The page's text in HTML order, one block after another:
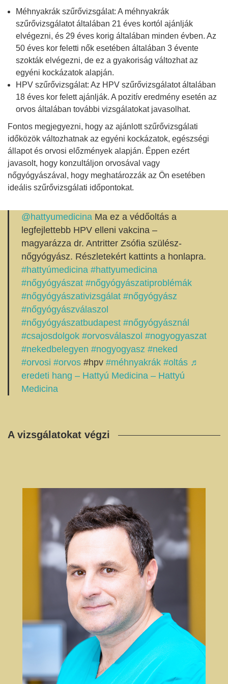
Méhnyakrák szűrővizsgálat: A méhnyakrák
szűrővizsgálatot általában 21 éves kortól ajánlják
elvégezni, és 29 éves korig általában minden évben. Az
50 éves kor feletti nők esetében általában 3 évente
szokták elvégezni, de ez a gyakoriság változhat az
egyéni kockázatok alapján.
HPV szűrővizsgálat: Az HPV szűrővizsgálatot általában
18 éves kor felett ajánlják. A pozitív eredmény esetén az
orvos általában további vizsgálatokat javasolhat.
Fontos megjegyezni, hogy az ajánlott szűrővizsgálati
időközök változhatnak az egyéni kockázatok, egészségi
állapot és orvosi előzmények alapján. Éppen ezért
javasolt, hogy konzultáljon orvosával vagy
nőgyógyászával, hogy meghatározzák az Ön esetében
ideális szűrővizsgálati időpontokat.
@hattyumedicina Ma ez a védőoltás a
legfejlettebb HPV elleni vakcina –
magyarázza dr. Antritter Zsófia szülész-
nőgyógyász. Részletekért kattints a honlapra.
#hattyúmedicina #hattyumedicina
#nőgyógyászat #nőgyógyászatiproblémák
#nőgyógyászativizsgálat #nőgyógyász
#nőgyógyászválaszol
#nőgyógyászatbudapest #nőgyógyásznál
#csajosdolgok #orvosválaszol #nogyogyaszat
#nekedbelegyen #nogyogyasz #neked
#orvosi #orvos #hpv #méhnyakrák #oltás ♬
eredeti hang – Hattyú Medicina – Hattyú
Medicina
A vizsgálatokat végzi